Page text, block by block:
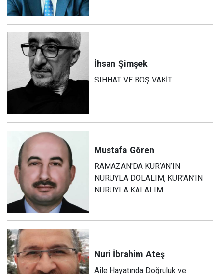
İhsan Şimşek
SIHHAT VE BOŞ VAKİT
Mustafa Gören
RAMAZAN'DA KUR’AN’IN
NURUYLA DOLALIM, KUR'AN’IN
NURUYLA KALALIM
Nuri İbrahim Ateş
Aile Hayatında Doğruluk ve